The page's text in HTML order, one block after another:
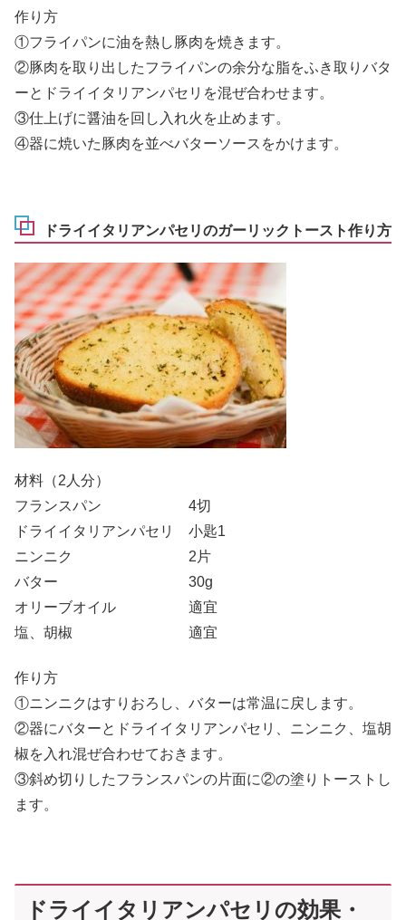
作り方
①フライパンに油を熱し豚肉を焼きます。
②豚肉を取り出したフライパンの余分な脂をふき取りバタ
ーとドライイタリアンパセリを混ぜ合わせます。
③仕上げに醤油を回し入れ火を止めます。
④器に焼いた豚肉を並べバターソースをかけます。
ドライイタリアンパセリのガーリックトースト作り方
材料（2人分）
フランスパン 4切
ドライイタリアンパセリ 小匙1
ニンニク 2片
バター 30g
オリーブオイル 適宜
塩、胡椒 適宜
作り方
①ニンニクはすりおろし、バターは常温に戻します。
②器にバターとドライイタリアンパセリ、ニンニク、塩胡
椒を入れ混ぜ合わせておきます。
③斜め切りしたフランスパンの片面に②の塗りトーストし
ます。
ドライイタリアンパセリの効果・